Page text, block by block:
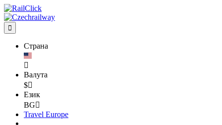

Страна

Валута
$
Език
BG
Travel Europe